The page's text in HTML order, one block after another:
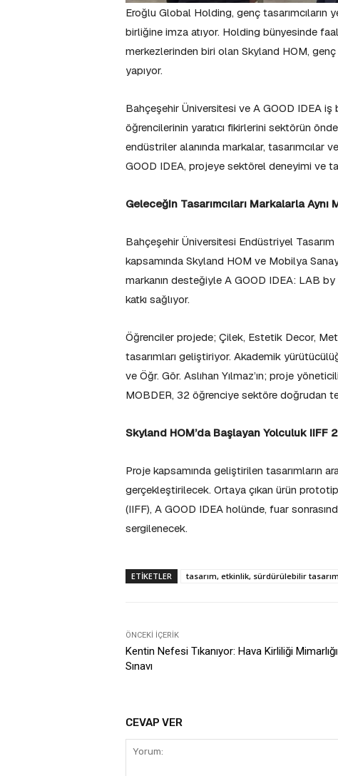
Eroğlu Global Holding, genç
birliğine imza atıyor. Holding bünyesinde
merkezlerinden biri olan Skyland HOM, genç
yapıyor.
Bahçeşehir Üniversitesi ve A GOOD IDEA
öğrencilerinin yaratıcı fikirlerini sektörün
endüstriler alanında markalar, tasarımcılar
GOOD IDEA, projeye sektörel deneyimi ve
Geleceğin Tasarımcıları Markalarla Aynı
Bahçeşehir Üniversitesi Endüstriyel
kapsamında Skyland HOM ve Mobilya
markanın desteğiyle A GOOD IDEA: LAB
katkı sağlıyor.
Öğrenciler projede; Çilek, Estetik Decor,
tasarımları geliştiriyor. Akademik
ve Öğr. Gör. Aslıhan Yılmaz’ın; proje
MOBDER, 32 öğrenciye sektöre doğrudan
Skyland HOM’da Başlayan Yolculuk IIFF
Proje kapsamında geliştirilen tasarımların
gerçekleştirilecek. Ortaya çıkan ürün
(IIFF), A GOOD IDEA holünde, fuar
sergilenecek.
ETIKETLER tasarım, etkinlik, sürdürülebilir
ÖNCEKI İÇERIK
Kentin Nefesi Tıkanıyor: Hava Kirliliği
Sınavı
CEVAP VER